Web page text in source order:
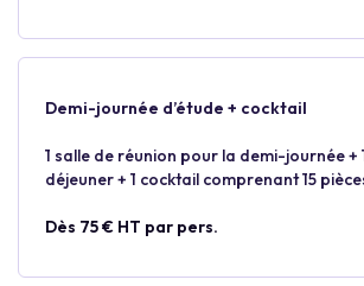
Demi-journée d’étude + cocktail
1 salle de réunion pour la demi-journée +
déjeuner + 1 cocktail comprenant 15
Dès 75 € HT par pers.